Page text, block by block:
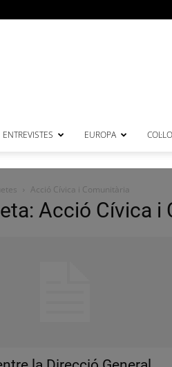
ENTREVISTES EUROPA
Acció Cívica i Comunitària
Acció Cívica i